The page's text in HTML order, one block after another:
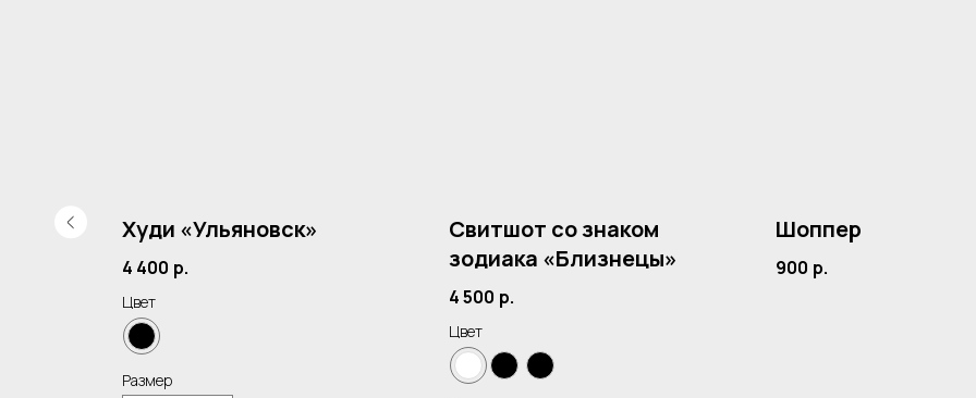
Худи «Ульяновск»
4 400 р.
Цвет
Размер
Свитшот со знаком
зодиака «Близнецы»
4 500 р.
Цвет
Шоппер
900 р.